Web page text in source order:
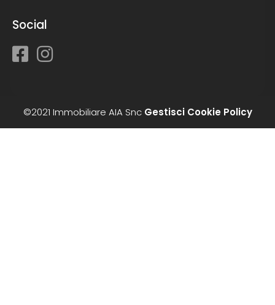
Social
©2021 Immobiliare AIA Snc Gestisci Cookie Policy